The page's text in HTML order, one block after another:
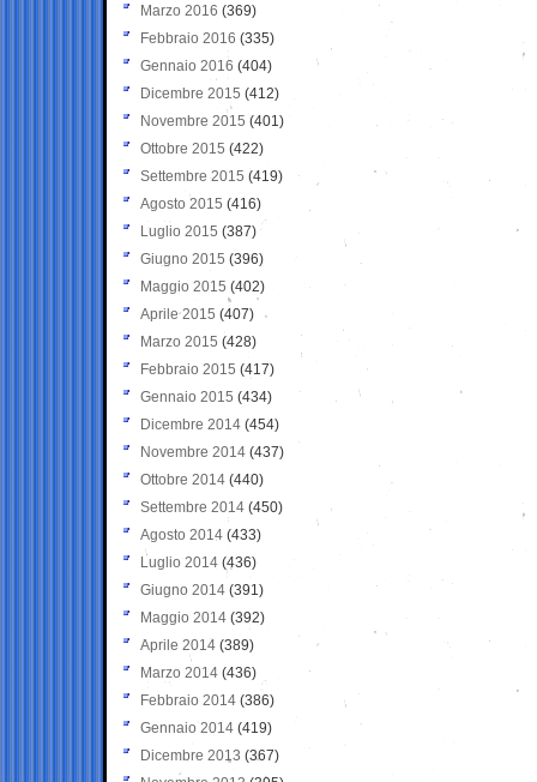
Marzo 2016 (369)
Febbraio 2016 (335)
Gennaio 2016 (404)
Dicembre 2015 (412)
Novembre 2015 (401)
Ottobre 2015 (422)
Settembre 2015 (419)
Agosto 2015 (416)
Luglio 2015 (387)
Giugno 2015 (396)
Maggio 2015 (402)
Aprile 2015 (407)
Marzo 2015 (428)
Febbraio 2015 (417)
Gennaio 2015 (434)
Dicembre 2014 (454)
Novembre 2014 (437)
Ottobre 2014 (440)
Settembre 2014 (450)
Agosto 2014 (433)
Luglio 2014 (436)
Giugno 2014 (391)
Maggio 2014 (392)
Aprile 2014 (389)
Marzo 2014 (436)
Febbraio 2014 (386)
Gennaio 2014 (419)
Dicembre 2013 (367)